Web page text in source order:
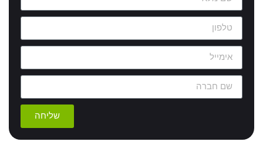
שליחה